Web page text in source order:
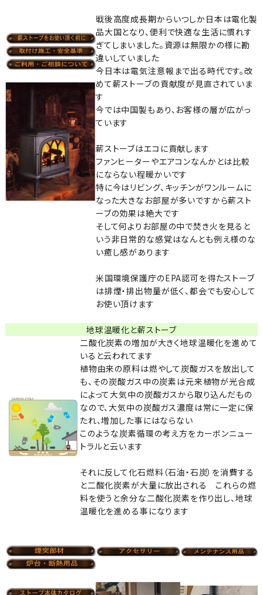
戦後高度成長期からいつしか日本は電化製
品大国となり、便利で快適な生活に慣れす
ぎてしまいました。資源は無限かの様に勘
違いしていました
今日本は電気注意報まで出る時代です。改
めて薪ストーブの貢献度が見直されていま
す
今では中国製もあり、お客様の層が広がっ
ています
薪ストーブはエコに貢献します
ファンヒーターやエアコンなんかとは比較
にならない程暖かいです
特に今はリビング、キッチンがワンルームに
なった大きなお部屋が多いですから薪スト
ーブの効果は絶大です
そして何よりお部屋の中で焚き火を見ると
いう非日常的な感覚はなんとも例え様のな
い癒し感があります
米国環境保護庁のEPA認可を得たストーブ
は排煙・排出物量が低く、都会でも安心して
お使い頂けます
地球温暖化と薪ストーブ
二酸化炭素の増加が大きく地球温暖化を進めて
いると云われてます
植物由来の原料は燃やして炭酸ガスを放出して
も、その炭酸ガス中の炭素は元来植物が光合成
によって大気中の炭酸ガスから取り込んだもの
なので、大気中の炭酸ガス濃度は常に一定に保
たれ、増加した事にはならない
このような炭素循環の考え方をカーボンニュー
トラルと云います
それに反して化石燃料（石油・石炭）を消費する
と二酸化炭素が大量に放出される これらの燃
料を使うと余分な二酸化炭素を作り出し、地球
温暖化を進める事になります